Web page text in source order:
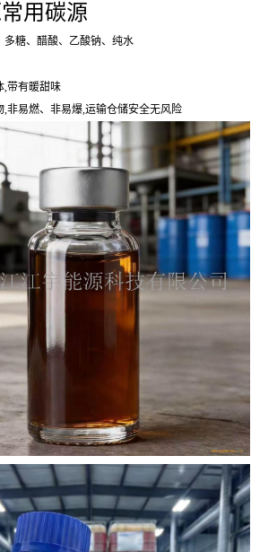
用碳源
多糖、醋酸、乙酸钠、纯水
,带有暖甜味
,非易燃、非易爆,运输仓储安全无风险